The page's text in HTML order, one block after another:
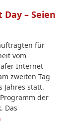
– Seien
für
vom
Internet
zweiten Tag
Jahres statt.
der
Das